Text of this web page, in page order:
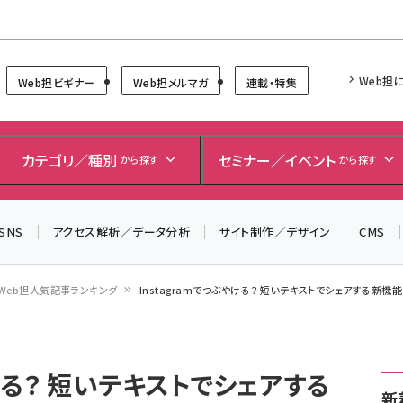
Web担ビギナー Web担メルマガ 連載・特集 Web担
カテゴリ／種別 から探す セミナー／イベント から探す
アクセス解析／データ分析 サイト制作／デザイン CMS
担人気記事ランキング Instagramでつぶやける？ 短いテキストでシェアする新機能
短いテキストでシェアする
＼ 8月27日開催、申し込み受付中！ ／
2026」開催！
▼申し込みはこちらから▼